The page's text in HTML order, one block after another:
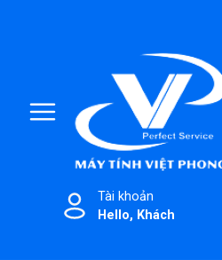
Tài khoản
Hello, Khách